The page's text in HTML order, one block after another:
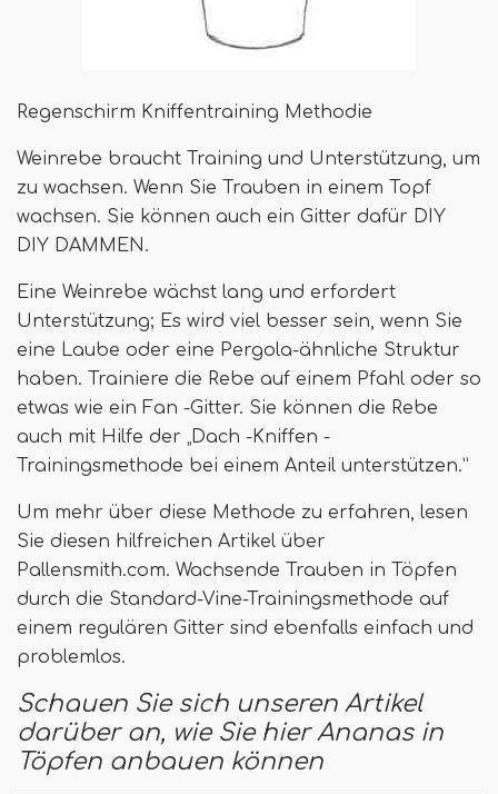
Regenschirm Kniffentraining Methodie
Weinrebe braucht Training und Unterstützung, um
zu wachsen. Wenn Sie Trauben in einem Topf
wachsen. Sie können auch ein Gitter dafür DIY
DIY DAMMEN.
Eine Weinrebe wächst lang und erfordert
Unterstützung; Es wird viel besser sein, wenn Sie
eine Laube oder eine Pergola-ähnliche Struktur
haben. Trainiere die Rebe auf einem Pfahl oder so
etwas wie ein Fan -Gitter. Sie können die Rebe
auch mit Hilfe der „Dach -Kniffen -
Trainingsmethode bei einem Anteil unterstützen.”
Um mehr über diese Methode zu erfahren, lesen
Sie diesen hilfreichen Artikel über
Pallensmith.com. Wachsende Trauben in Töpfen
durch die Standard-Vine-Trainingsmethode auf
einem regulären Gitter sind ebenfalls einfach und
problemlos.
Schauen Sie sich unseren Artikel
darüber an, wie Sie hier Ananas in
Töpfen anbauen können